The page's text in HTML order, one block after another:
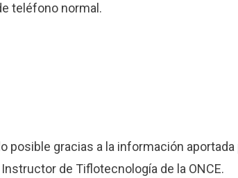
teléfono normal.
posible gracias a la información aportada
de Tiflotecnología de la ONCE.